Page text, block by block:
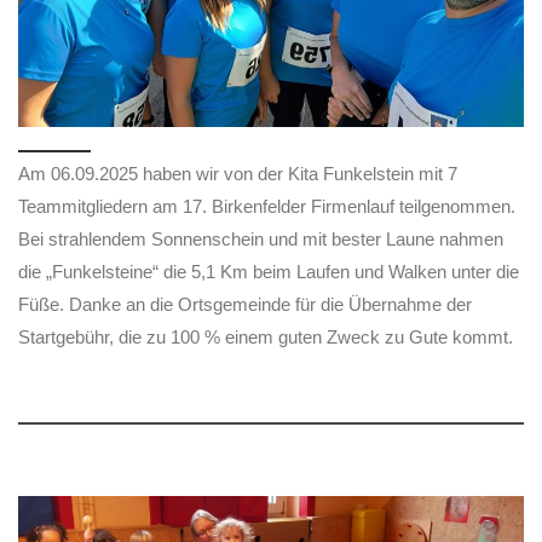
Am 06.09.2025 haben wir von der Kita Funkelstein mit 7
Teammitgliedern am 17. Birkenfelder Firmenlauf teilgenommen.
Bei strahlendem Sonnenschein und mit bester Laune nahmen
die „Funkelsteine“ die 5,1 Km beim Laufen und Walken unter die
Füße. Danke an die Ortsgemeinde für die Übernahme der
Startgebühr, die zu 100 % einem guten Zweck zu Gute kommt.